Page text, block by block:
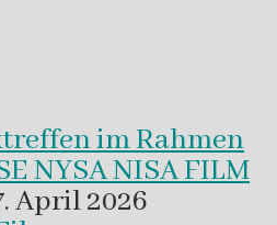
im Rahmen
NYSA NISA FILM
April 2026